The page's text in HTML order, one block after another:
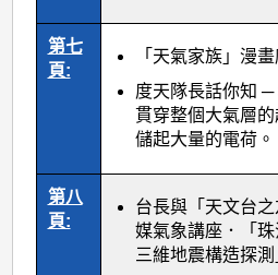
第七
頁:
「天氣家族」漫
度天隊長話你知
貫穿整個大氣層
儲起大量的電荷。
第八
頁:
台長與「天文台
媒氣象講座．「
三維地震構造探測